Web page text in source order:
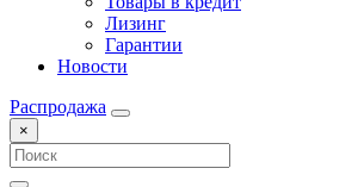
Лизинг
Гарантии
Новости
Распродажа
×